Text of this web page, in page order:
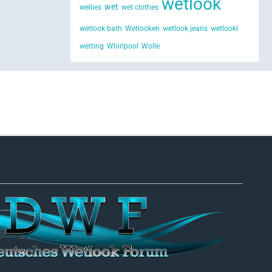
wellies wet wet clothes
wetlook bath Wetlooken wetlook jeans wetlookl
wetting Whirlpool Wolle